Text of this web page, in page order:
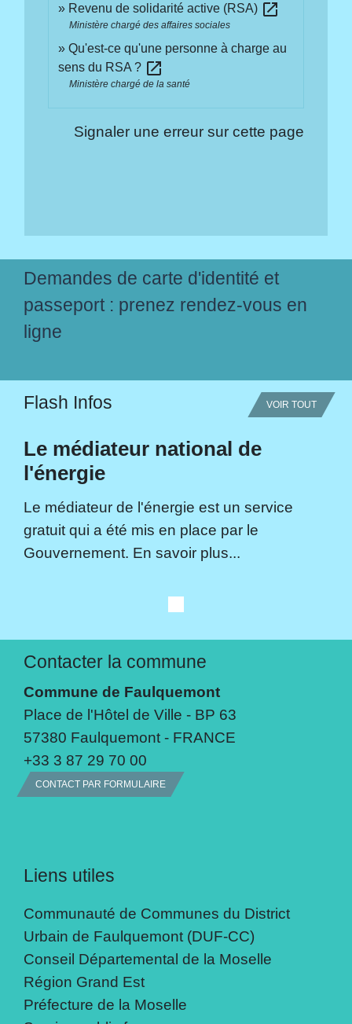
Revenu de solidarité active (RSA) open_in_new
Ministère chargé des affaires sociales
Qu'est-ce qu'une personne à charge au
sens du RSA ? open_in_new
Ministère chargé de la santé
Signaler une erreur sur cette page
Demandes de carte d'identité et
passeport : prenez rendez-vous en
ligne
Flash Infos VOIR TOUT
Le médiateur national de
l'énergie
Le médiateur de l'énergie est un service
gratuit qui a été mis en place par le
Gouvernement. En savoir plus...
Contacter la commune
Commune de Faulquemont
Place de l'Hôtel de Ville - BP 63
57380 Faulquemont - FRANCE
+33 3 87 29 70 00
CONTACT PAR FORMULAIRE
Liens utiles
Communauté de Communes du District
Urbain de Faulquemont (DUF-CC)
Conseil Départemental de la Moselle
Région Grand Est
Préfecture de la Moselle